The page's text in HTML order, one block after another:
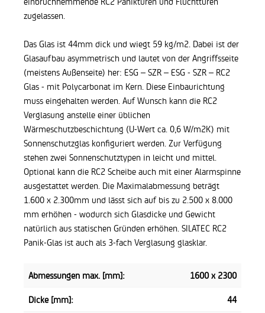
zugelassen.
Das Glas ist 44mm dick und wiegt 59 kg/m2. Dabei ist der
Glasaufbau asymmetrisch und lautet von der Angriffsseite
(meistens Außenseite) her: ESG – SZR – ESG - SZR – RC2
Glas - mit Polycarbonat im Kern. Diese Einbaurichtung
muss eingehalten werden. Auf Wunsch kann die RC2
Verglasung anstelle einer üblichen
Wärmeschutzbeschichtung (U-Wert ca. 0,6 W/m2K) mit
Sonnenschutzglas konfiguriert werden. Zur Verfügung
stehen zwei Sonnenschutztypen in leicht und mittel.
Optional kann die RC2 Scheibe auch mit einer Alarmspinne
ausgestattet werden. Die Maximalabmessung beträgt
1.600 x 2.300mm und lässt sich auf bis zu 2.500 x 8.000
mm erhöhen - wodurch sich Glasdicke und Gewicht
natürlich aus statischen Gründen erhöhen. SILATEC RC2
Panik-Glas ist auch als 3-fach Verglasung glasklar.
Abmessungen max. [mm]:
1600 x 2300
Dicke [mm]:
44